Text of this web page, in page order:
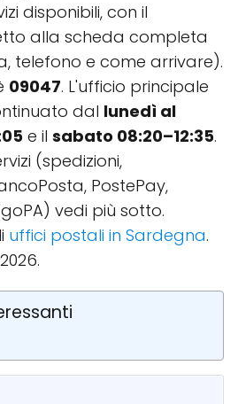
disponibili, con il
alla scheda completa
telefono e come arrivare).
09047. L'ufficio principale
dal lunedì al
e il sabato 08:20–12:35.
(spedizioni,
PostePay,
vedi più sotto.
uffici postali in Sardegna.